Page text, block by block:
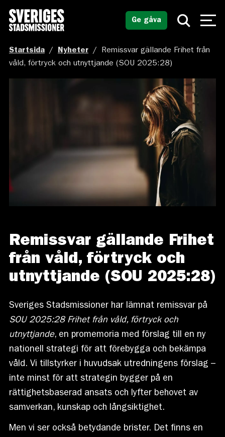
Ge gåva
Startsida / Nyheter /
Remissvar gällande Frihet från
våld, förtryck och utnyttjande (SOU 2025:28)
Remissvar gällande Frihet
från våld, förtryck och
utnyttjande (SOU 2025:28)
Sveriges Stadsmissioner har lämnat remissvar på
SOU 2025:28 Frihet från våld, förtryck och
utnyttjande, en promemoria med förslag till en ny
nationell strategi för att förebygga och bekämpa
våld. Vi tillstyrker i huvudsak utredningens förslag –
inte minst för att strategin bygger på en
rättighetsbaserad ansats och lyfter behovet av
samverkan, kunskap och långsiktighet.
Men vi ser också betydande brister. Det finns en